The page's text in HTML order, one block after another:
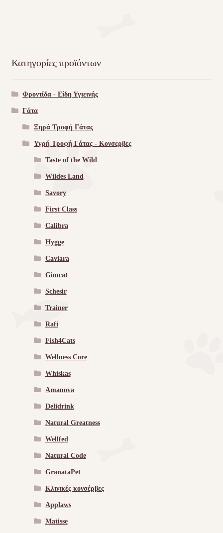
Κατηγορίες προϊόντων
Φροντίδα - Είδη Υγιεινής
Γάτα
Ξηρά Τροφή Γάτας
Υγρή Τροφή Γάτας - Kονσερβες
Taste of the Wild
Wildes Land
Savory
First Class
Calibra
Hygge
Caviara
Gimcat
Schesir
Trainer
Rafi
Fish4Cats
Wellness Core
Whiskas
Amanova
Delidrink
Natural Greatness
Wellfed
Natural Code
GranataPet
Κλινικές κονσέρβες
Applaws
Matisse